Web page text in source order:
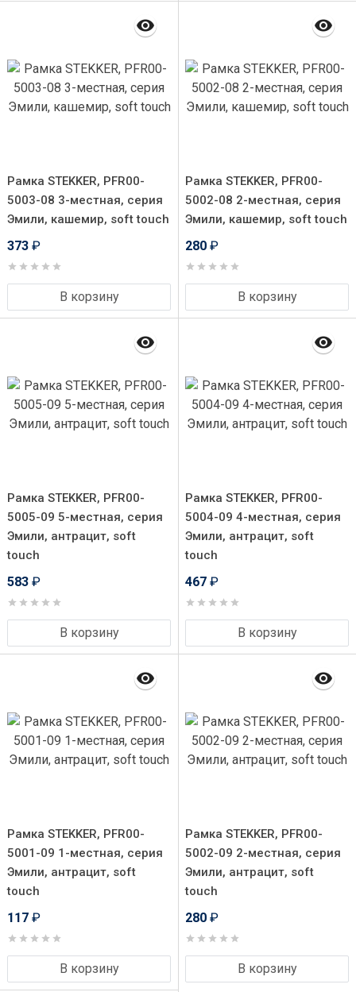
Рамка STEKKER, PFR00-
5003-08 3-местная, серия
Эмили, кашемир, soft touch
373 ₽
В корзину
Рамка STEKKER, PFR00-
5002-08 2-местная, серия
Эмили, кашемир, soft touch
280 ₽
В корзину
Рамка STEKKER, PFR00-
5005-09 5-местная, серия
Эмили, антрацит, soft
touch
583 ₽
В корзину
Рамка STEKKER, PFR00-
5004-09 4-местная, серия
Эмили, антрацит, soft
touch
467 ₽
В корзину
Рамка STEKKER, PFR00-
5001-09 1-местная, серия
Эмили, антрацит, soft
touch
117 ₽
В корзину
Рамка STEKKER, PFR00-
5002-09 2-местная, серия
Эмили, антрацит, soft
touch
280 ₽
В корзину